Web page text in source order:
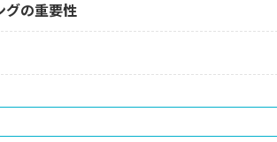
グの重要性